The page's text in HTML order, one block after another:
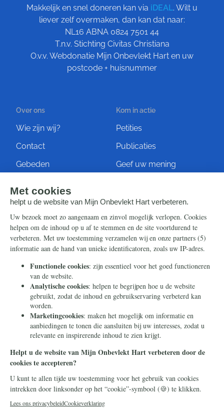
Makkelijk en snel doneren kan via iDEAL. Wilt u
liever zelf overmaken, dan kan dat naar:
NL16 ABNA 0824 7501 44
T.n.v. Stichting Civitas Christiana
O.v.v. Webdonatie Mijn Onbevlekt Hart en uw
postcode + huisnummer
Over ons
Wie zijn wij?
Contact
Gebeden
Kom in actie
Petities
Publicaties
Geef uw mening
Steun ons
Nieuwsbrief
Eenmalig
Maandelijks
Periodiek
Nalaten
Zelf overschrijven
Info
Contact
Ontvang onze Telegram-
berichten
© 2026 Stichting Civitas Christiana
Cookieverklaring
Privacy